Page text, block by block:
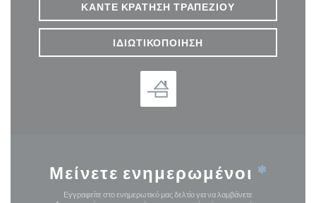
ΚΆΝΤΕ ΚΡΆΤΗΣΗ ΤΡΑΠΕΖΙΟΎ
ΙΔΙΩΤΙΚΟΠΟΊΗΣΗ
Μείνετε ενημερωμένοι *
Εγγραφείτε στο ενημερωτικό μας δελτίο για να λαμβάνετε